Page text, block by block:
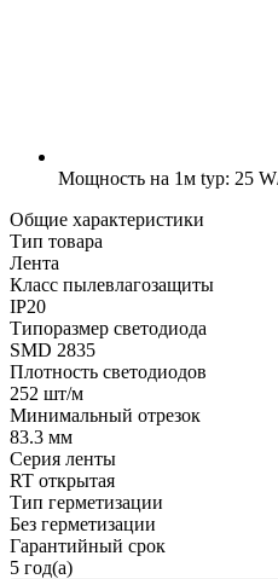
Мощность на 1м typ: 25
Общие характеристики
Тип товара
Лента
Класс пылевлагозащиты
IP20
Типоразмер светодиода
SMD 2835
Плотность светодиодов
252 шт/м
Минимальный отрезок
83.3 мм
Серия ленты
RT открытая
Тип герметизации
Без герметизации
Гарантийный срок
5 год(а)